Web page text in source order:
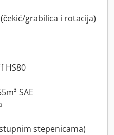
grabilica i rotacija)
HS80
SAE
stepenicama)